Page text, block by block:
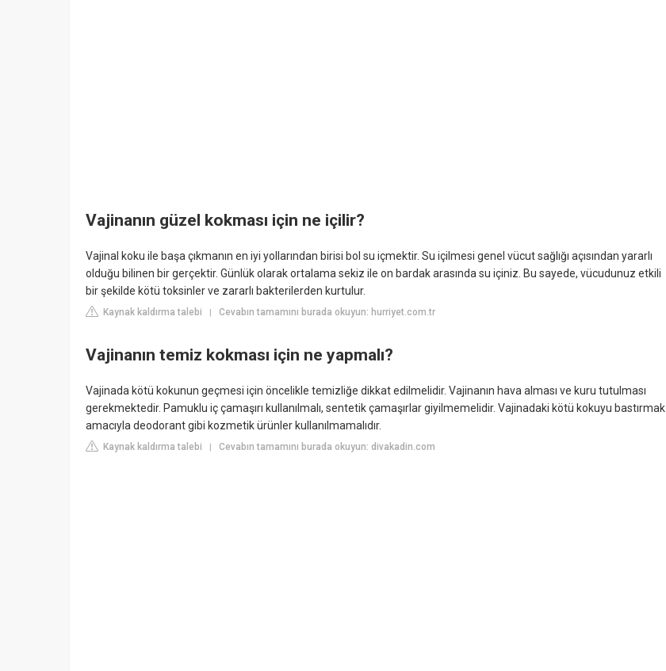
Vajinanın güzel kokması için ne içilir?
Vajinal koku ile başa çıkmanın en iyi yollarından birisi bol su içmektir. Su içilmesi genel vücut sağlığı açısından yararlı
olduğu bilinen bir gerçektir. Günlük olarak ortalama sekiz ile on bardak arasında su içiniz. Bu sayede, vücudunuz etkili
bir şekilde kötü toksinler ve zararlı bakterilerden kurtulur.
Kaynak kaldırma talebi Cevabın tamamını burada okuyun: hurriyet.com.tr
Vajinanın temiz kokması için ne yapmalı?
Vajinada kötü kokunun geçmesi için öncelikle temizliğe dikkat edilmelidir. Vajinanın hava alması ve kuru tutulması
gerekmektedir. Pamuklu iç çamaşırı kullanılmalı, sentetik çamaşırlar giyilmemelidir. Vajinadaki kötü kokuyu bastırmak
amacıyla deodorant gibi kozmetik ürünler kullanılmamalıdır.
Kaynak kaldırma talebi Cevabın tamamını burada okuyun: divakadin.com